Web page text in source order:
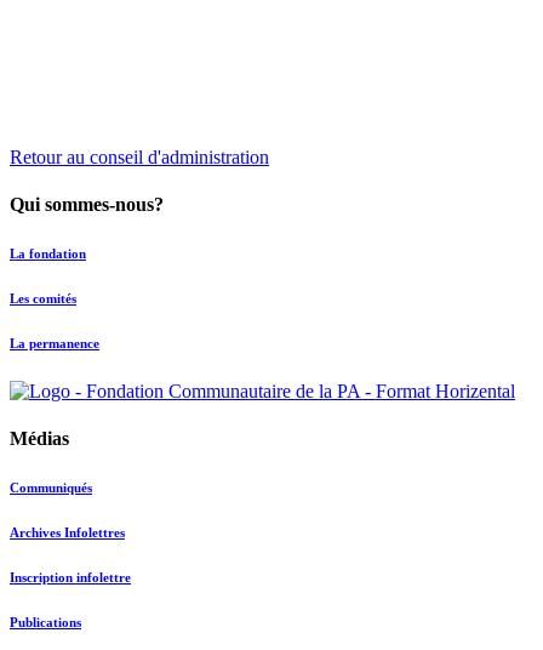
Retour au conseil d'administration
Qui sommes-nous?
La fondation
Les comités
La permanence
Médias
Communiqués
Archives Infolettres
Inscription infolettre
Publications